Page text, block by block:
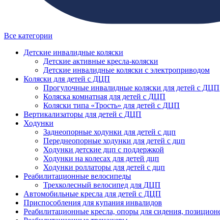
Все категории
Детские инвалидные коляски
Детские активные кресла-коляски
Детские инвалидные коляски с электроприводом
Коляски для детей с ДЦП
Прогулочные инвалидные коляски для детей с ДЦП
Коляска комнатная для детей с ДЦП
Коляски типа «Трость» для детей с ДЦП
Вертикализаторы для детей с ДЦП
Ходунки
Заднеопорные ходунки для детей с дцп
Переднеопорные ходунки для детей с дцп
Ходунки детские дцп с поддержкой
Ходунки на колесах для детей дцп
Ходунки роллаторы для детей с дцп
Реабилитационные велосипеды
Трехколесный велосипед для ДЦП
Автомобильные кресла для детей с ДЦП
Приспособления для купания инвалидов
Реабилитационные кресла, опоры для сидения,